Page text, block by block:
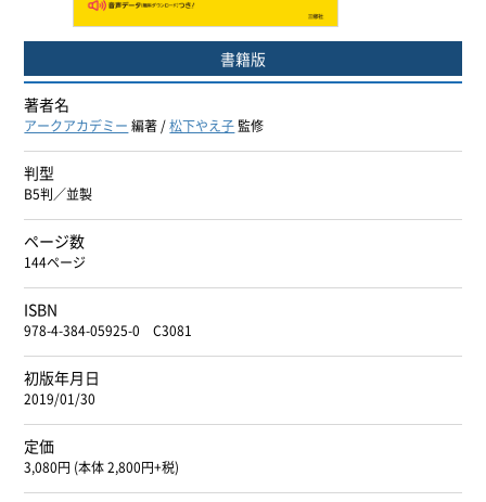
アジア諸語
日本語
閉じる
書籍版
著者名
アークアカデミー 編著 /松下やえ子監修
判型
B5判／並製
ページ数
144ページ
ISBN
978-4-384-05925-0 C3081
初版年月日
2019/01/30
定価
3,080円 (本体 2,800円+税)